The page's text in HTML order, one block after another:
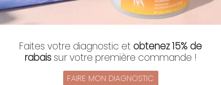
Faites votre diagnostic et obtenez 15% de
rabaissur votre première commande !
FAIRE MON DIAGNOSTIC